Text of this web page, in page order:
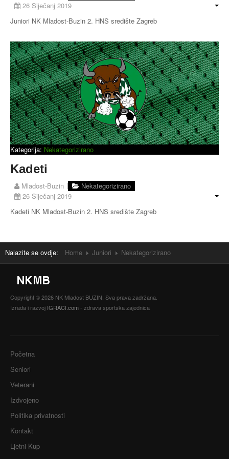
Buzin
26 Siječanj 2019
Juniori NK Mladost-Buzin 2. HNS središte Zagreb
Kategorija: Nekategorizirano
Kadeti
Mladost-Buzin
Nekategorizirano
26 Siječanj 2019
Kadeti NK Mladost-Buzin 2. HNS središte Zagreb
Nalazite se ovdje: Home Juniori Nekategorizirano
Copyright © 2026 NK Mladost BUZIN. Sva prava zadržana.
Izrada i razvoj IGRACI.com- zdrava sportska zajednica
Početna
Seniori
Veterani
Izdvojeno
Politika privatnosti
Kontakt
Ljetni Kup